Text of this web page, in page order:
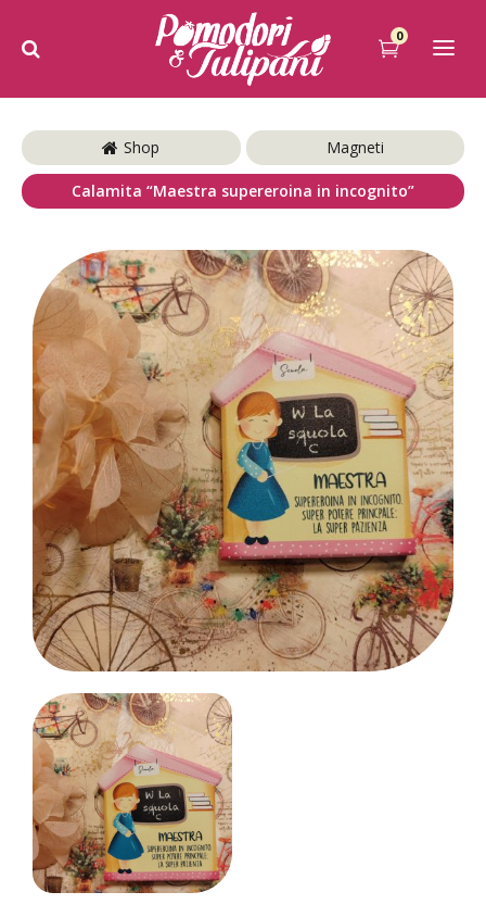
0
Shop Magneti
Calamita “Maestra supereroina in incognito”